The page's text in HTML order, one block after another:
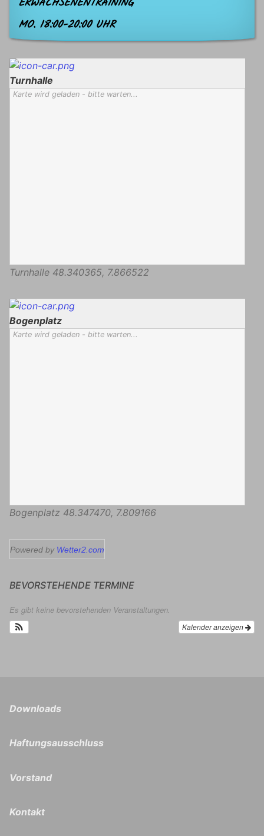
MO. 18:00-20:00 UHR
Turnhalle
Karte wird geladen - bitte warten...
Turnhalle 48.340365, 7.866522
Bogenplatz
Karte wird geladen - bitte warten...
Bogenplatz 48.347470, 7.809166
Powered by Wetter2.com
BEVORSTEHENDE TERMINE
Es gibt keine bevorstehenden Veranstaltungen.
Kalender anzeigen
Downloads
Haftungsausschluss
Vorstand
Kontakt